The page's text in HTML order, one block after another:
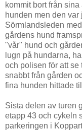
kommit bort från
hunden men den
Sörmlandsleden
gårdens hund
"vår" hund och
lugn på hundarna,
och polisen för att se
snabbt från gården
fina hunden hittade
Sista delen av turen
etapp 43 och cykeln
parkeringen i